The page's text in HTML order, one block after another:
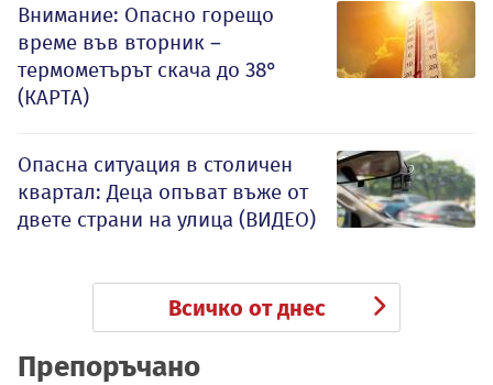
Внимание: Опасно горещо
време във вторник –
термометърът скача до 38°
(КАРТА)
Опасна ситуация в столичен
квартал: Деца опъват въже от
двете страни на улица (ВИДЕО)
Всичко от днес
Препоръчано